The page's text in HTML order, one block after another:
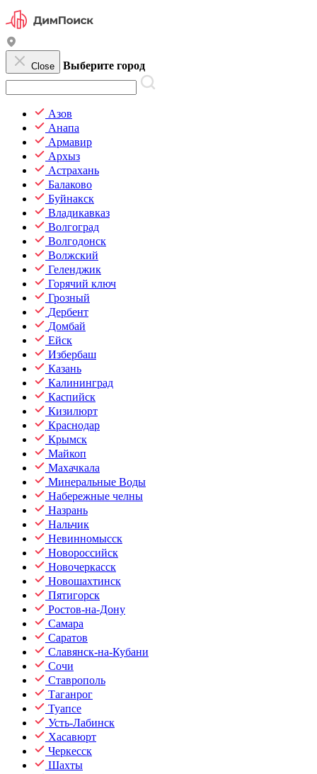
Close Выберите город
Азов
Анапа
Армавир
Архыз
Астрахань
Балаково
Буйнакск
Владикавказ
Волгоград
Волгодонск
Волжский
Геленджик
Горячий ключ
Грозный
Дербент
Домбай
Ейск
Избербаш
Казань
Калининград
Каспийск
Кизилюрт
Краснодар
Крымск
Майкоп
Махачкала
Минеральные Воды
Набережные челны
Назрань
Нальчик
Невинномысск
Новороссийск
Новочеркасск
Новошахтинск
Пятигорск
Ростов-на-Дону
Самара
Саратов
Славянск-на-Кубани
Сочи
Ставрополь
Таганрог
Туапсе
Усть-Лабинск
Хасавюрт
Черкесск
Шахты